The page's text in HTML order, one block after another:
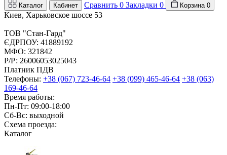
Каталог Кабинет Сравнить 0 Закладки 0 Корзина 0
Киев, Харьковское шоссе 53
ТОВ "Стан-Гард"
ЄДРПОУ: 41889192
МФО: 321842
Р/Р: 26006053025043
Платник ПДВ
Телефоны: +38 (067) 723-46-64 +38 (099) 465-46-64 +38 (063)
169-46-64
Время работы:
Пн-Пт: 09:00-18:00
Сб-Вс: выходной
Схема проезда:
Каталог